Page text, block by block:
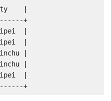
|
+
|
|
|
|
|
+